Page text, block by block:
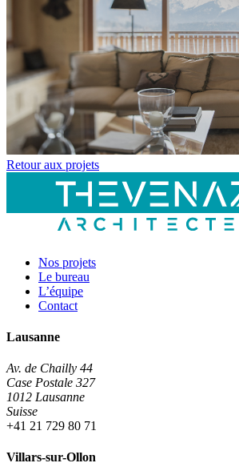
Retour aux projets
Nos projets
Le bureau
L’équipe
Contact
Lausanne
Av. de Chailly 44
Case Postale 327
1012 Lausanne
Suisse
+41 21 729 80 71
Villars-sur-Ollon